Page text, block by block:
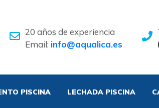
20 años de experiencia
Email: info@aqualica.es
PISCINA LECHADA PISCINA